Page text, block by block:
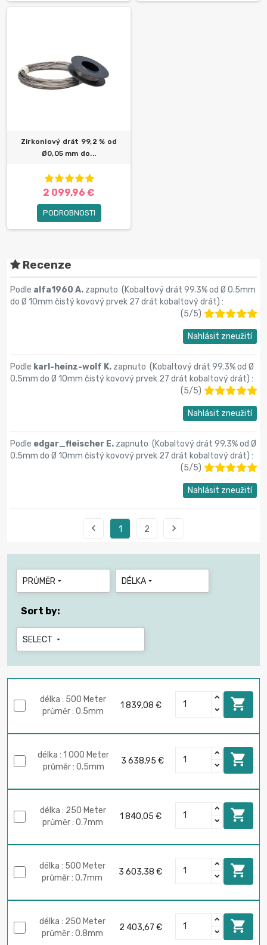
Zirkoniový drát 99,2 % od
Ø0,05 mm do...
2 099,96 €
PODROBNOSTI
Recenze
Podle alfa1960 A. zapnuto (Kobaltový drát 99.3% od Ø 0.5mm
do Ø 10mm čistý kovový prvek 27 drát kobaltový drát) :
(5/5)
Nahlásit zneužití
Podle karl-heinz-wolf K. zapnuto (Kobaltový drát 99.3% od Ø
0.5mm do Ø 10mm čistý kovový prvek 27 drát kobaltový drát) :
(5/5)
Nahlásit zneužití
Podle edgar_fleischer E. zapnuto (Kobaltový drát 99.3% od Ø
0.5mm do Ø 10mm čistý kovový prvek 27 drát kobaltový drát) :
(5/5)
Nahlásit zneužití
 1 2 
PRŮMĚR  DÉLKA 
Sort by:
SELECT 
délka : 500 Meter
průměr : 0.5mm
1 839,08 € 
délka : 1 000 Meter
průměr : 0.5mm
3 638,95 € 
délka : 250 Meter
průměr : 0.7mm
1 840,05 € 
délka : 500 Meter
průměr : 0.7mm
3 603,38 € 
délka : 250 Meter
průměr : 0.8mm
2 403,67 € 